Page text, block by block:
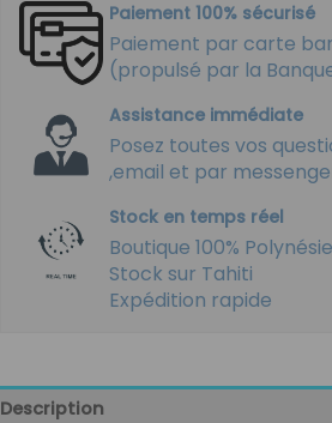
Paiement 100% sécurisé
Paiement par carte
(propulsé par la
Assistance immédiate
Posez toutes vos
,email et par
Stock en temps réel
Boutique 100%
Stock sur Tahiti
Expédition rapide
Description